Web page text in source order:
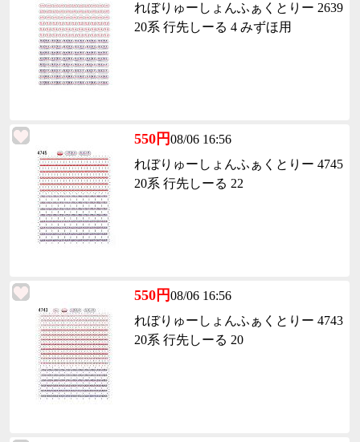
れぼりゅーしょんふぁくとりー 2639
20系 行先しーる 4 みずほ用
550円08/06 16:56
れぼりゅーしょんふぁくとりー 4745
20系 行先しーる 22
550円08/06 16:56
れぼりゅーしょんふぁくとりー 4743
20系 行先しーる 20